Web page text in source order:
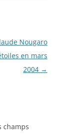
Nougaro
en mars
2004 →
champs